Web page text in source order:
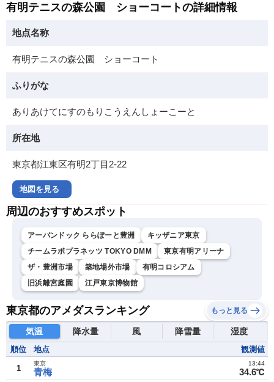
有明テニスの森公園 ショーコートの詳細情報
地点名称
有明テニスの森公園 ショーコート
ふりがな
ありあけてにすのもりこうえんしょーこーと
所在地
東京都江東区有明2丁目2-22
地図を見る
周辺のおすすめスポット
アーバンドック ららぽーと豊洲
キッザニア東京
チームラボプラネッツ TOKYO DMM
東京有明アリーナ
ザ・豊洲市場
築地場外市場
有明コロシアム
旧浜離宮庭園
江戸東京博物館
東京都のアメダスランキング もっと見る
気温 降水量 風 降雪量 湿度
順位 地点 観測値
1 青梅
東京
34.6℃
13:44